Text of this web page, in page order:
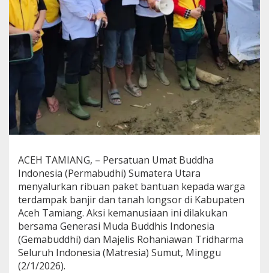
.
4
0
P
a
k
e
B
a
t
u
a
n
u
n
t
u
k
A
ACEH TAMIANG, – Persatuan Umat Buddha
Indonesia (Permabudhi) Sumatera Utara
menyalurkan ribuan paket bantuan kepada warga
terdampak banjir dan tanah longsor di Kabupaten
Aceh Tamiang. Aksi kemanusiaan ini dilakukan
bersama Generasi Muda Buddhis Indonesia
(Gemabuddhi) dan Majelis Rohaniawan Tridharma
Seluruh Indonesia (Matresia) Sumut, Minggu
(2/1/2026).